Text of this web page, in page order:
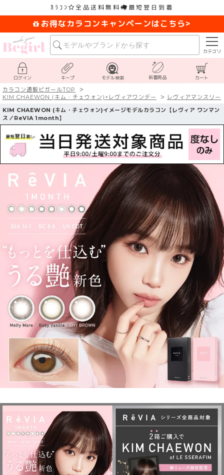
ｶﾗｺﾝ 全品送料無料 最短翌日到着
お得なカラコンキャンペーンはこちら>
カテゴリ
ログイン キープ モデル検索 新着商品 カート
カラコン通販ビガールTOP
KIM CHAEWON (キム・チェウォン)×レヴィアワンデー
レヴィアマンスリー
KIM CHAEWON (キム・チェウォン)イメージモデルカラコン【レヴィア ワンマン
ス／ReVIA 1month】